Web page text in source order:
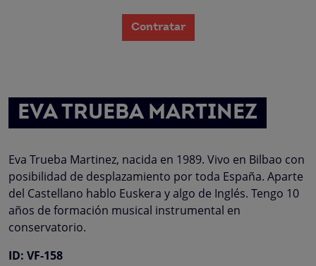
Contratar
EVA TRUEBA MARTINEZ
Eva Trueba Martinez, nacida en 1989. Vivo en Bilbao con
posibilidad de desplazamiento por toda España. Aparte
del Castellano hablo Euskera y algo de Inglés. Tengo 10
años de formación musical instrumental en
conservatorio.
ID: VF-158